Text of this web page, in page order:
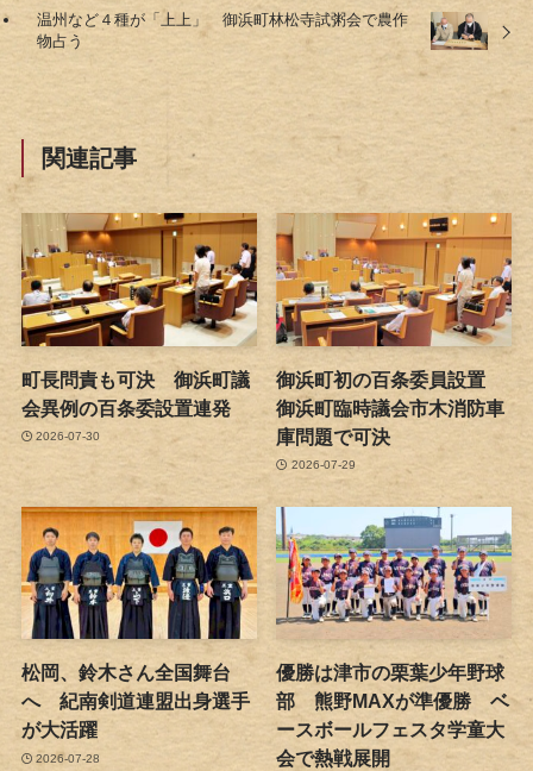
温州など４種が「上上」 御浜町林松寺試粥会で農作
物占う
関連記事
町長問責も可決 御浜町議
会異例の百条委設置連発
2026-07-30
御浜町初の百条委員設置
御浜町臨時議会市木消防車
庫問題で可決
2026-07-29
松岡、鈴木さん全国舞台
へ 紀南剣道連盟出身選手
が大活躍
2026-07-28
優勝は津市の栗葉少年野球
部 熊野MAXが準優勝 ベ
ースボールフェスタ学童大
会で熱戦展開